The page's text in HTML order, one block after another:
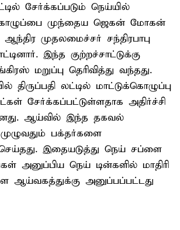
சேர்க்கப்படும் நெய்யில்
முந்தைய ஜெகன் மோகன்
முதலமைச்சர் சந்திரபாபு
இந்த குற்றச்சாட்டுக்கு
மறுப்பு தெரிவித்து வந்தது.
திருப்பதி லட்டில் மாட்டுக்கொழுப்பு
சேர்க்கப்பட்டுள்ளதாக அதிர்ச்சி
ஆய்வில் இந்த தகவல்
முழுவதும் பக்தர்களை
இதையடுத்து நெய் சப்ளை
அனுப்பிய நெய் டின்களில் மாதிரி
ஆய்வகத்துக்கு அனுப்பப்பட்டது